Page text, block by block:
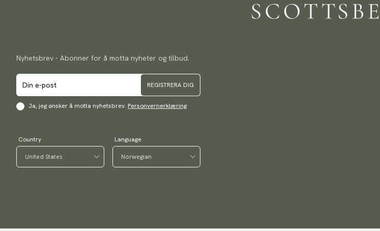
Nyhetsbrev - Abonner for å motta nyheter og tilbud.
REGISTRERA DIG
Ja, jeg ønsker å motta nyhetsbrev. Personvernerklæring
Country Language